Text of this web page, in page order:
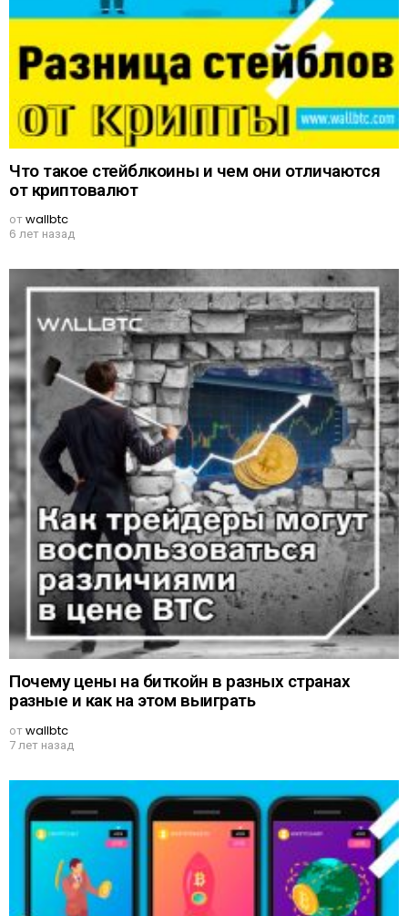
Что такое стейблкоины и чем они отличаются
от криптовалют
отwallbtc
6 лет назад
Почему цены на биткойн в разных странах
разные и как на этом выиграть
отwallbtc
7 лет назад